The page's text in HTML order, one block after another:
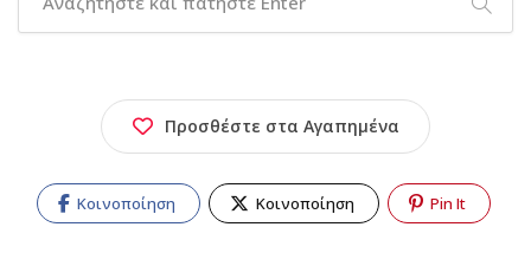
Προσθέστε στα Αγαπημένα
Κοινοποίηση Κοινοποίηση Pin It